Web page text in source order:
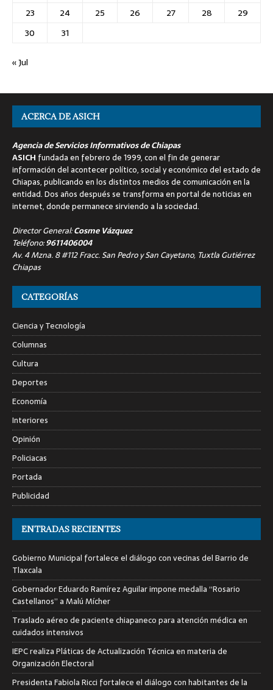
23
24 25 26 27 28
29
30
31
« Jul
ACERCA DE ASICH
Agencia de Servicios Informativos de Chiapas
ASICH fundada en febrero de 1999, con el fin de generar
información del acontecer político, social y económico del estado de
Chiapas, publicando en los distintos medios de comunicación en la
entidad. Dos años después se transforma en portal de noticias en
internet, donde permanece sirviendo a la sociedad.
Director General:Cosme Vázquez
Teléfono:9611406004
Av. 4 Mzna. 8 #112 Fracc. San Pedro y San Cayetano, Tuxtla Gutiérrez
Chiapas
CATEGORÍAS
Ciencia y Tecnología
Columnas
Cultura
Deportes
Economía
Interiores
Opinión
Policiacas
Portada
Publicidad
ENTRADAS RECIENTES
Gobierno Municipal fortalece el diálogo con vecinas del Barrio de
Tlaxcala
Gobernador Eduardo Ramírez Aguilar impone medalla “Rosario
Castellanos” a Malú Mícher
Traslado aéreo de paciente chiapaneco para atención médica en
cuidados intensivos
IEPC realiza Pláticas de Actualización Técnica en materia de
Organización Electoral
Presidenta Fabiola Ricci fortalece el diálogo con habitantes de la